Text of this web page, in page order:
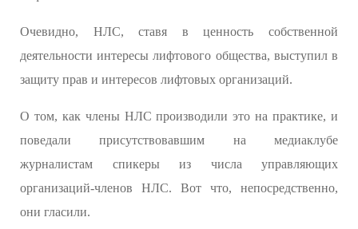
Очевидно, НЛС, ставя в ценность собственной
деятельности интересы лифтового общества, выступил в
защиту прав и интересов лифтовых организаций.
О том, как члены НЛС производили это на практике, и
поведали присутствовавшим на медиаклубе
журналистам спикеры из числа управляющих
организаций-членов НЛС. Вот что, непосредственно,
они гласили.